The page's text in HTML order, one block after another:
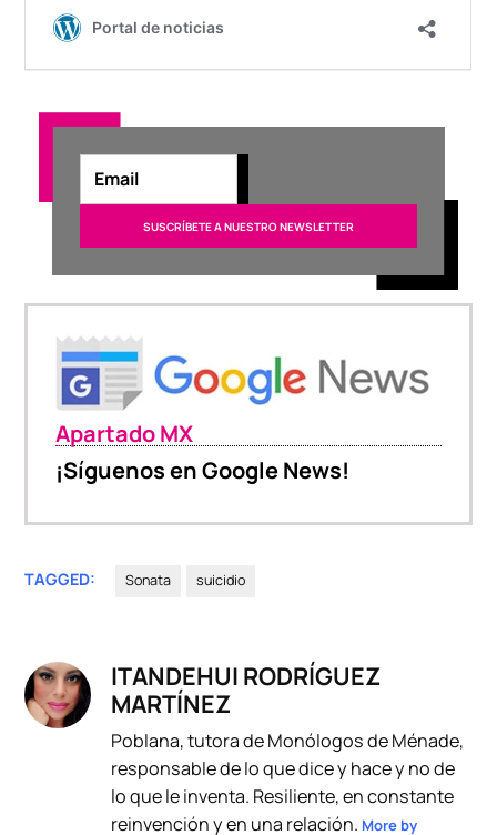
Apartado MX
¡Síguenos en Google News!
TAGGED: Sonata suicidio
ITANDEHUI RODRÍGUEZ
MARTÍNEZ
Poblana, tutora de Monólogos de Ménade,
responsable de lo que dice y hace y no de
lo que le inventa. Resiliente, en constante
reinvención y en una relación. More by